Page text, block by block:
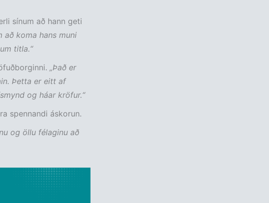
sínum að hann geti
að koma hans muni
titla.“
„Það er
Þetta er eitt af
og háar kröfur.“
spennandi áskorun.
og öllu félaginu að